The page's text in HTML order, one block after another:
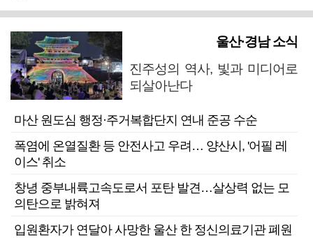
울산·경남 소식
진주성의 역사, 빛과 미디어로
되살아난다
마산 원도심 행정·주거복합단지 연내 준공 수순
폭염에 온열질환 등 안전사고 우려… 양산시, '어필 레
이스' 취소
창녕 중부내륙고속도로서 포탄 발견…살상력 없는 모
의탄으로 밝혀져
입원환자가 연달아 사망한 울산 한 정신의료기관 폐원